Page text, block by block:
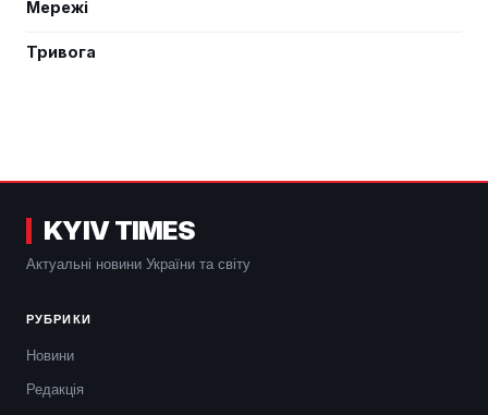
Мережі
Тривога
KYIV TIMES
Актуальні новини України та світу
РУБРИКИ
Новини
Редакція